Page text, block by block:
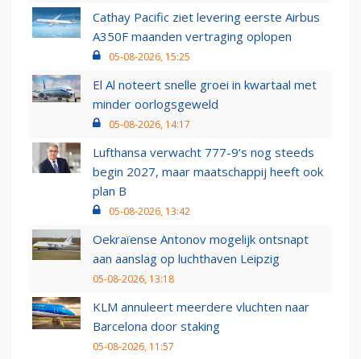
Cathay Pacific ziet levering eerste Airbus
A350F maanden vertraging oplopen
05-08-2026, 15:25
El Al noteert snelle groei in kwartaal met
minder oorlogsgeweld
05-08-2026, 14:17
Lufthansa verwacht 777-9’s nog steeds
begin 2027, maar maatschappij heeft ook
plan B
05-08-2026, 13:42
Oekraïense Antonov mogelijk ontsnapt
aan aanslag op luchthaven Leipzig
05-08-2026, 13:18
KLM annuleert meerdere vluchten naar
Barcelona door staking
05-08-2026, 11:57